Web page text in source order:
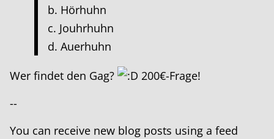
b. Hörhuhn
c. Jouhrhuhn
d. Auerhuhn
Wer findet den Gag?
200€-Frage!
--
You can receive new blog posts using a feed